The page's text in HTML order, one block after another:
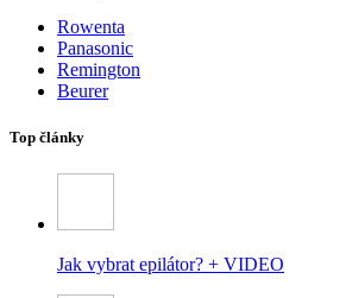
Rowenta
Panasonic
Remington
Beurer
Top články
Jak vybrat epilátor? + VIDEO